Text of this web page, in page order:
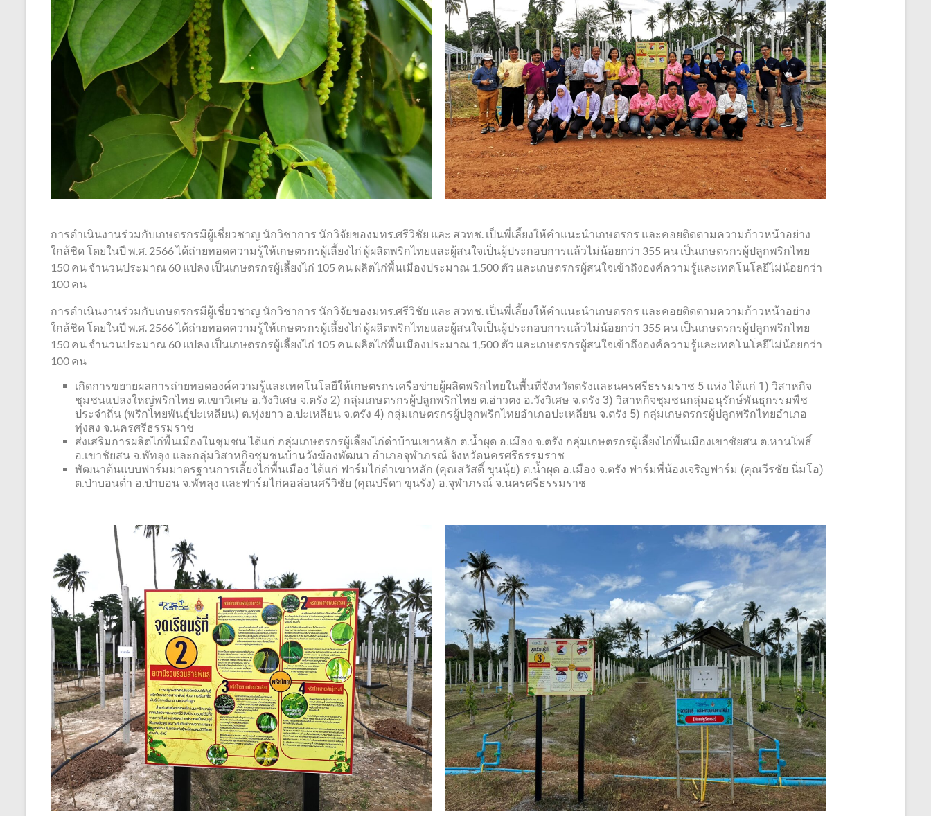
การดำเนินงานร่วมกับเกษตรกรมีผู้เชี่ยวชาญ นักวิชาการ นักวิจัยของมทร.ศรีวิชัย และ สวทช. เป็นพี่เลี้ยงให้คำแนะนำเกษตรกร และคอยติดตามความก้าวหน้าอย่าง
ใกล้ชิด โดยในปี พ.ศ. 2566 ได้ถ่ายทอดความรู้ให้เกษตรกรผู้เลี้ยงไก่ ผู้ผลิตพริกไทยและผู้สนใจเป็นผู้ประกอบการแล้วไม่น้อยกว่า 355 คน เป็นเกษตรกรผู้ปลูกพริกไทย
150 คน จำนวนประมาณ 60 แปลง เป็นเกษตรกรผู้เลี้ยงไก่ 105 คน ผลิตไก่พื้นเมืองประมาณ 1,500 ตัว และเกษตรกรผู้สนใจเข้าถึงองค์ความรู้และเทคโนโลยีไม่น้อยกว่า
100 คน
การดำเนินงานร่วมกับเกษตรกรมีผู้เชี่ยวชาญ นักวิชาการ นักวิจัยของมทร.ศรีวิชัย และ สวทช. เป็นพี่เลี้ยงให้คำแนะนำเกษตรกร และคอยติดตามความก้าวหน้าอย่าง
ใกล้ชิด โดยในปี พ.ศ. 2566 ได้ถ่ายทอดความรู้ให้เกษตรกรผู้เลี้ยงไก่ ผู้ผลิตพริกไทยและผู้สนใจเป็นผู้ประกอบการแล้วไม่น้อยกว่า 355 คน เป็นเกษตรกรผู้ปลูกพริกไทย
150 คน จำนวนประมาณ 60 แปลง เป็นเกษตรกรผู้เลี้ยงไก่ 105 คน ผลิตไก่พื้นเมืองประมาณ 1,500 ตัว และเกษตรกรผู้สนใจเข้าถึงองค์ความรู้และเทคโนโลยีไม่น้อยกว่า
100 คน
เกิดการขยายผลการถ่ายทอดองค์ความรู้และเทคโนโลยีให้เกษตรกรเครือข่ายผู้ผลิตพริกไทยในพื้นที่จังหวัดตรังและนครศรีธรรมราช 5 แห่ง ได้แก่ 1) วิสาหกิจ
ชุมชนแปลงใหญ่พริกไทย ต.เขาวิเศษ อ.วังวิเศษ จ.ตรัง 2) กลุ่มเกษตรกรผู้ปลูกพริกไทย ต.อ่าวตง อ.วังวิเศษ จ.ตรัง 3) วิสาหกิจชุมชนกลุ่มอนุรักษ์พันธุกรรมพืช
ประจำถิ่น (พริกไทยพันธุ์ปะเหลียน) ต.ทุ่งยาว อ.ปะเหลียน จ.ตรัง 4) กลุ่มเกษตรกรผู้ปลูกพริกไทยอำเภอปะเหลียน จ.ตรัง 5) กลุ่มเกษตรกรผู้ปลูกพริกไทยอำเภอ
ทุ่งสง จ.นครศรีธรรมราช
ส่งเสริมการผลิตไก่พื้นเมืองในชุมชน ได้แก่ กลุ่มเกษตรกรผู้เลี้ยงไก่ดำบ้านเขาหลัก ต.น้ำผุด อ.เมือง จ.ตรัง กลุ่มเกษตรกรผู้เลี้ยงไก่พื้นเมืองเขาชัยสน ต.หานโพธิ์
อ.เขาชัยสน จ.พัทลุง และกลุ่มวิสาหกิจชุมชนบ้านวังฆ้องพัฒนา อำเภอจุฬาภรณ์ จังหวัดนครศรีธรรมราช
พัฒนาต้นแบบฟาร์มมาตรฐานการเลี้ยงไก่พื้นเมือง ได้แก่ ฟาร์มไก่ดำเขาหลัก (คุณสวัสดิ์ ขุนนุ้ย) ต.น้ำผุด อ.เมือง จ.ตรัง ฟาร์มพี่น้องเจริญฟาร์ม (คุณวีรชัย นิ่มโอ)
ต.ป่าบอนต่ำ อ.ป่าบอน จ.พัทลุง และฟาร์มไก่คอล่อนศรีวิชัย (คุณปรีดา ขุนรัง) อ.จุฬาภรณ์ จ.นครศรีธรรมราช